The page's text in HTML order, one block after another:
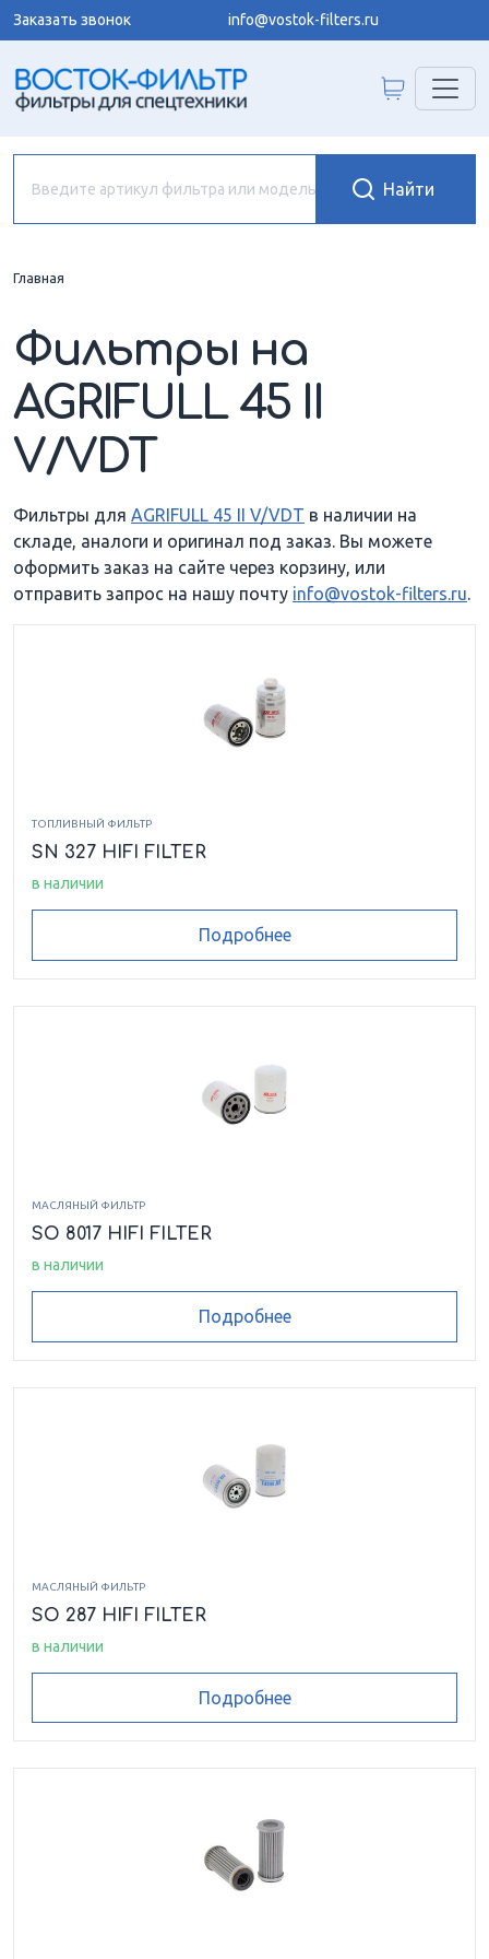
Заказать звонок info@vostok-filters.ru
Главная
Фильтры на
AGRIFULL 45 II
V/VDT
Фильтры для AGRIFULL 45 II V/VDT в наличии на
складе, аналоги и оригинал под заказ. Вы можете
оформить заказ на сайте через корзину, или
отправить запрос на нашу почту info@vostok-filters.ru.
ТОПЛИВНЫЙ ФИЛЬТР
SN 327 HIFI FILTER
в наличии
Подробнее
МАСЛЯНЫЙ ФИЛЬТР
SO 8017 HIFI FILTER
в наличии
Подробнее
МАСЛЯНЫЙ ФИЛЬТР
SO 287 HIFI FILTER
в наличии
Подробнее